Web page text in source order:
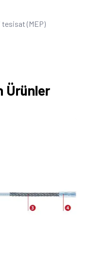
tesisat (MEP)
Ürünler